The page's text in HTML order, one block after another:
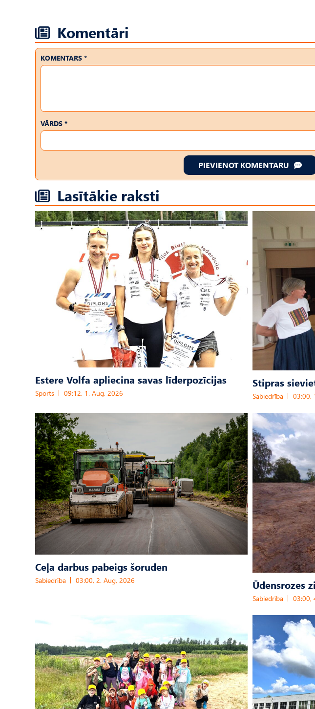
Komentāri
KOMENTĀRS *
VĀRDS *
PIEVIENOT KOMENTĀRU
Lasītākie raksti
Estere Volfa apliecina savas līderpozīcijas
Sports 09:12, 1. Aug, 2026
Stipras
Sabiedrība 03:00,
Ceļa darbus pabeigs šoruden
Sabiedrība 03:00, 2. Aug, 2026 Ūdensrozes
Sabiedrība 03:00,